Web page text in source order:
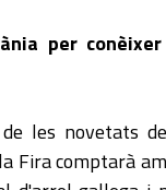
per
les novetats
Fira comptarà